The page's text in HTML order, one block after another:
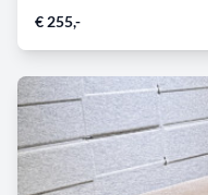
€ 255,-